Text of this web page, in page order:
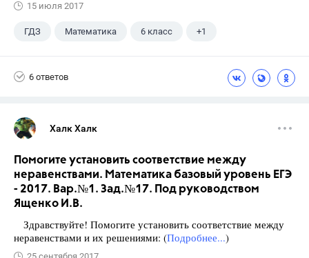
15 июля 2017
ГДЗ Математика 6 класс +1
6 ответов
Халк Халк
Помогите установить соответствие между
неравенствами. Математика базовый уровень ЕГЭ
- 2017. Вар.№1. Зад.№17. Под руководством
Ященко И.В.
Здравствуйте! Помогите установить соответствие между
неравенствами и их решениями: (Подробнее...)